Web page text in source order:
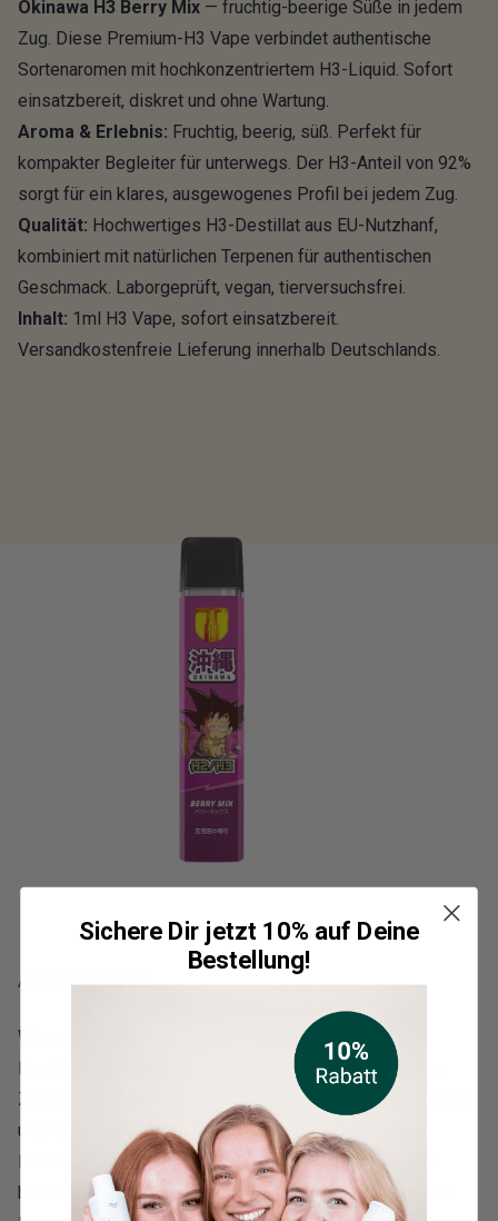
Okinawa H3 Berry Mix — fruchtig-beerige Süße in jedem
Zug. Diese Premium-H3 Vape verbindet authentische
Sortenaromen mit hochkonzentriertem H3-Liquid. Sofort
einsatzbereit, diskret und ohne Wartung.
Aroma & Erlebnis: Fruchtig, beerig, süß. Perfekt für
kompakter Begleiter für unterwegs. Der H3-Anteil von 92%
sorgt für ein klares, ausgewogenes Profil bei jedem Zug.
Qualität: Hochwertiges H3-Destillat aus EU-Nutzhanf,
kombiniert mit natürlichen Terpenen für authentischen
Geschmack. Laborgeprüft, vegan, tierversuchsfrei.
Inhalt: 1ml H3 Vape, sofort einsatzbereit.
Versandkostenfreie Lieferung innerhalb Deutschlands.
Anwendung
Wir empfehlen:
Nur für gewerbliche, technische oder wissenschaftliche
Zwecke. Der Verzehr und das Rauchen des Produktes sind
untersagt. Dieses Produkt wird nicht zur Diagnose,
Behandlung, Heilung oder Vorbeugung von Krankheiten
bestimmt. Vor direkter Sonne schützen. Kühl und trocken
Sichere Dir jetzt 10% auf Deine
Bestellung!